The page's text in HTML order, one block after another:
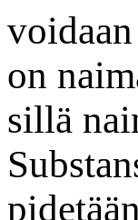
on
sillä